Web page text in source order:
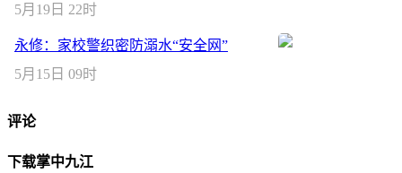
5月19日 22时
永修：家校警织密防溺水“安全网”
5月15日 09时
评论
下载掌中九江